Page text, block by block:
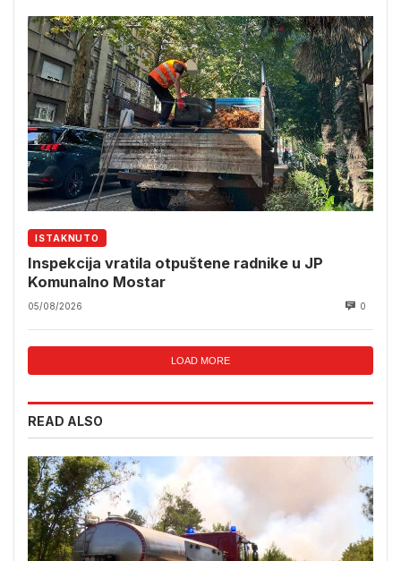
ISTAKNUTO
Inspekcija vratila otpuštene radnike u JP
Komunalno Mostar
05/08/2026 0
LOAD MORE
READ ALSO